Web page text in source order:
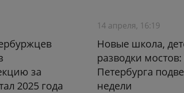
за
2025 года
14 апреля, 16:19
Новые школа,
разводки
Петербурга
недели